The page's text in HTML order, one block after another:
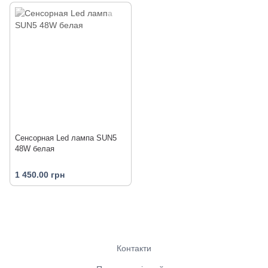
Сенсорная Led лампа SUN5
48W белая
1 450.00 грн
Контакти